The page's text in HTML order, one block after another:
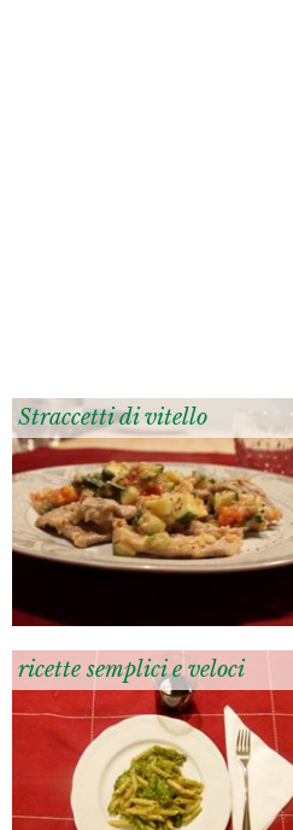
Straccetti di vitello
ricette semplici e veloci